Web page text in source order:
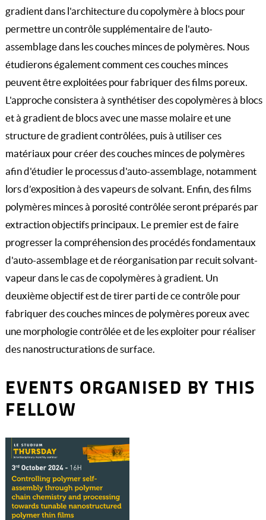
gradient dans l'architecture du copolymère à blocs pour
permettre un contrôle supplémentaire de l'auto-
assemblage dans les couches minces de polymères. Nous
étudierons également comment ces couches minces
peuvent être exploitées pour fabriquer des films poreux.
L'approche consistera à synthétiser des copolymères à blocs
et à gradient de blocs avec une masse molaire et une
structure de gradient contrôlées, puis à utiliser ces
matériaux pour créer des couches minces de polymères
afin d'étudier le processus d'auto-assemblage, notamment
lors d’exposition à des vapeurs de solvant. Enfin, des films
polymères minces à porosité contrôlée seront préparés par
extraction objectifs principaux. Le premier est de faire
progresser la compréhension des procédés fondamentaux
d'auto-assemblage et de réorganisation par recuit solvant-
vapeur dans le cas de copolymères à gradient. Un
deuxième objectif est de tirer parti de ce contrôle pour
fabriquer des couches minces de polymères poreux avec
une morphologie contrôlée et de les exploiter pour réaliser
des nanostructurations de surface.
EVENTS ORGANISED BY THIS
FELLOW